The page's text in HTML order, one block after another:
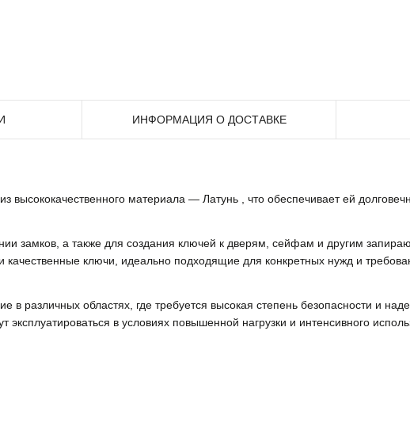
ИНФОРМАЦИЯ О ДОСТАВКЕ
высококачественного материала — Латунь , что обеспечивает ей
замков, а также для создания ключей к дверям, сейфам и другим
ключи, идеально подходящие для конкретных нужд и
в различных областях, где требуется высокая степень безопасности и
в условиях повышенной нагрузки и интенсивного